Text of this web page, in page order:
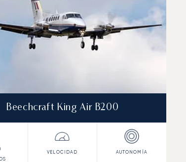
Beechcraft King Air B200